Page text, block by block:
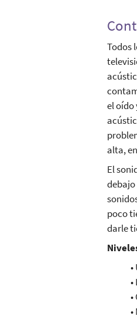
Todos
el oído
alta,
El
debajo
poco
darle